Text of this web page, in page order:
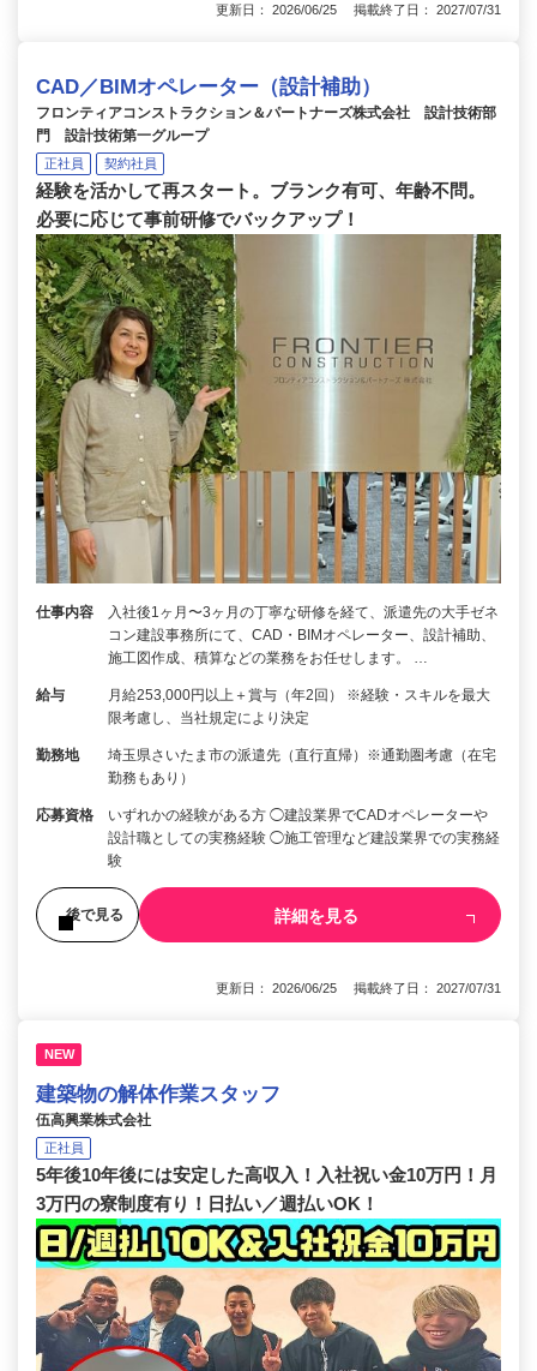
更新日： 2026/06/25 掲載終了日： 2027/07/31
CAD／BIMオペレーター（設計補助）
フロンティアコンストラクション＆パートナーズ株式会社 設計技術部
門 設計技術第一グループ
正社員 契約社員
経験を活かして再スタート。ブランク有可、年齢不問。
必要に応じて事前研修でバックアップ！
仕事内容
入社後1ヶ月〜3ヶ月の丁寧な研修を経て、派遣先の大手ゼネ
コン建設事務所にて、CAD・BIMオペレーター、設計補助、
施工図作成、積算などの業務をお任せします。 …
給与
月給253,000円以上＋賞与（年2回） ※経験・スキルを最大
限考慮し、当社規定により決定
勤務地
埼玉県さいたま市の派遣先（直行直帰）※通勤圏考慮（在宅
勤務もあり）
応募資格
いずれかの経験がある方 ◯建設業界でCADオペレーターや
設計職としての実務経験 ◯施工管理など建設業界での実務経
験
後で見る 詳細を見る
更新日： 2026/06/25 掲載終了日： 2027/07/31
NEW
建築物の解体作業スタッフ
伍高興業株式会社
正社員
5年後10年後には安定した高収入！入社祝い金10万円！月
3万円の寮制度有り！日払い／週払いOK！